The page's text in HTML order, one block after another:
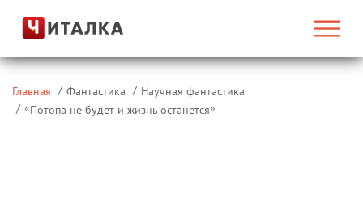
Главная Фантастика
Научная фантастика
«Потопа не будет и жизнь останется»